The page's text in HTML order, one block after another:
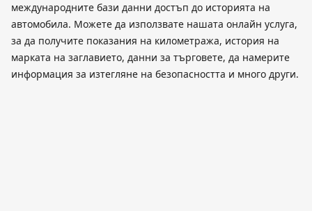
международните бази данни достъп до историята на
автомобила. Можете да използвате нашата онлайн услуга,
за да получите показания на километража, история на
марката на заглавието, данни за търговете, да намерите
информация за изтегляне на безопасността и много други.